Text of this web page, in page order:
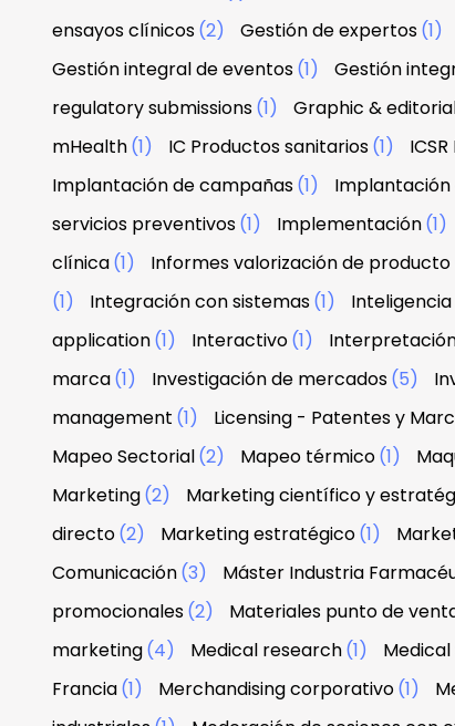
ensayos clínicos(2) Gestión de expertos(1)
Gestión integral de eventos(1) Gestión
regulatory submissions(1) Graphic &
mHealth(1) IC Productos sanitarios(1)
Implantación de campañas(1) Implantación
servicios preventivos(1) Implementación(1)
clínica(1) Informes valorización de producto
(1)
Integración con sistemas(1)
application(1) Interactivo(1)
marca(1) Investigación de mercados(5)
management (1) Licensing - Patentes y
Mapeo Sectorial(2) Mapeo térmico(1)
Marketing(2) Marketing científico y
directo(2) Marketing estratégico(1)
Comunicación(3) Máster Industria
promocionales(2) Materiales punto de
marketing(4) Medical research(1)
Francia(1) Merchandising corporativo(1)